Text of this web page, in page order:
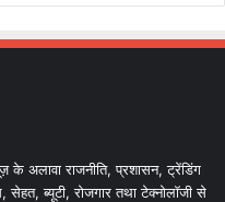
के अलावा राजनीति, प्रशासन, ट्रेंडिंग
ब्यूटी, रोजगार तथा टेक्नोलॉजी से